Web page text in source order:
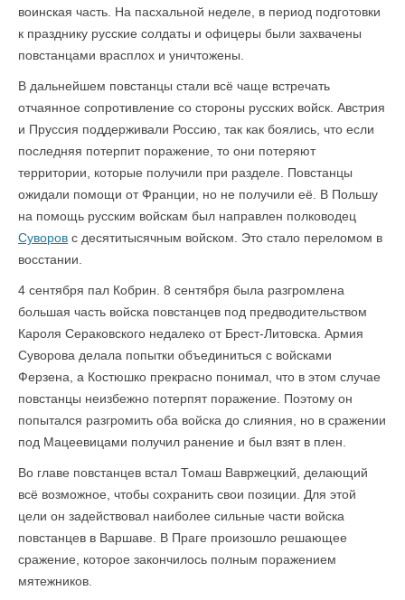
воинская часть. На пасхальной неделе, в период подготовки
к празднику русские солдаты и офицеры были захвачены
повстанцами врасплох и уничтожены.
В дальнейшем повстанцы стали всё чаще встречать
отчаянное сопротивление со стороны русских войск. Австрия
и Пруссия поддерживали Россию, так как боялись, что если
последняя потерпит поражение, то они потеряют
территории, которые получили при разделе. Повстанцы
ожидали помощи от Франции, но не получили её. В Польшу
на помощь русским войскам был направлен полководец
Суворов с десятитысячным войском. Это стало переломом в
восстании.
4 сентября пал Кобрин. 8 сентября была разгромлена
большая часть войска повстанцев под предводительством
Кароля Сераковского недалеко от Брест-Литовска. Армия
Суворова делала попытки объединиться с войсками
Ферзена, а Костюшко прекрасно понимал, что в этом случае
повстанцы неизбежно потерпят поражение. Поэтому он
попытался разгромить оба войска до слияния, но в сражении
под Мацеевицами получил ранение и был взят в плен.
Во главе повстанцев встал Томаш Вавржецкий, делающий
всё возможное, чтобы сохранить свои позиции. Для этой
цели он задействовал наиболее сильные части войска
повстанцев в Варшаве. В Праге произошло решающее
сражение, которое закончилось полным поражением
мятежников.